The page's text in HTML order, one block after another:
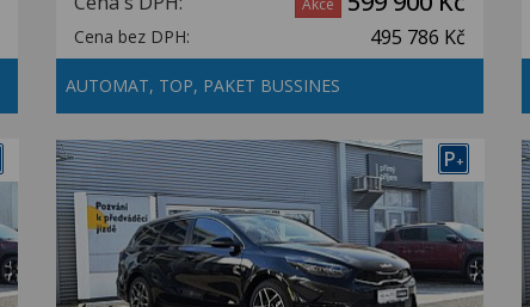
Cena bez DPH: 495 786 Kč
AUTOMAT, TOP, PAKET BUSSINES
P+